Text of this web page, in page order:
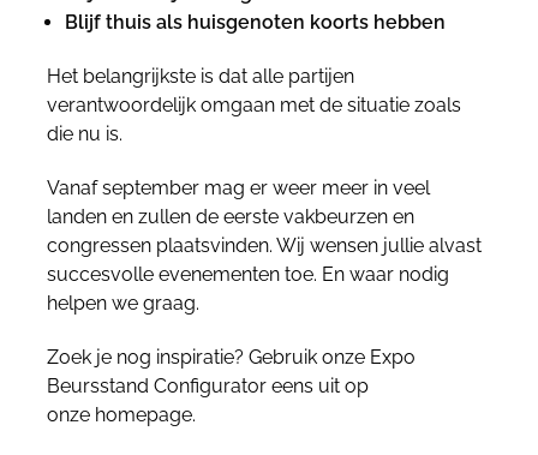
Blijf thuis als huisgenoten koorts hebben
Het belangrijkste is dat alle partijen
verantwoordelijk omgaan met de situatie zoals
die nu is.
Vanaf september mag er weer meer in veel
landen en zullen de eerste vakbeurzen en
congressen plaatsvinden. Wij wensen jullie alvast
succesvolle evenementen toe. En waar nodig
helpen we graag.
Zoek je nog inspiratie? Gebruik onze Expo
Beursstand Configurator eens uit op
onze homepage.